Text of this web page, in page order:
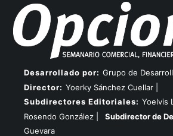
Desarrollado por: Grupo de
Director: Yoerky Sánchez Cuellar |
Subdirectores Editoriales: Yoelvis
Rosendo González |
Subdirector de
Guevara